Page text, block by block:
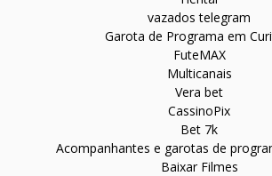
vazados telegram
Garota de Programa em
FuteMAX
Multicanais
Vera bet
CassinoPix
Bet 7k
Acompanhantes e garotas de
Baixar Filmes